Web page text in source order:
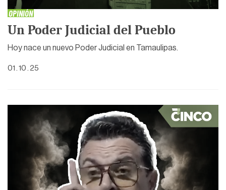
OPINIÓN
Un Poder Judicial del Pueblo
Hoy nace un nuevo Poder Judicial en Tamaulipas.
01 . 10 . 25